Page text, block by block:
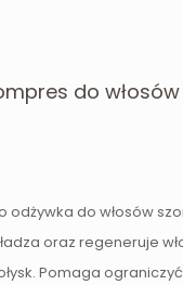
do włosów
odżywka do włosów
oraz regeneruje
Pomaga